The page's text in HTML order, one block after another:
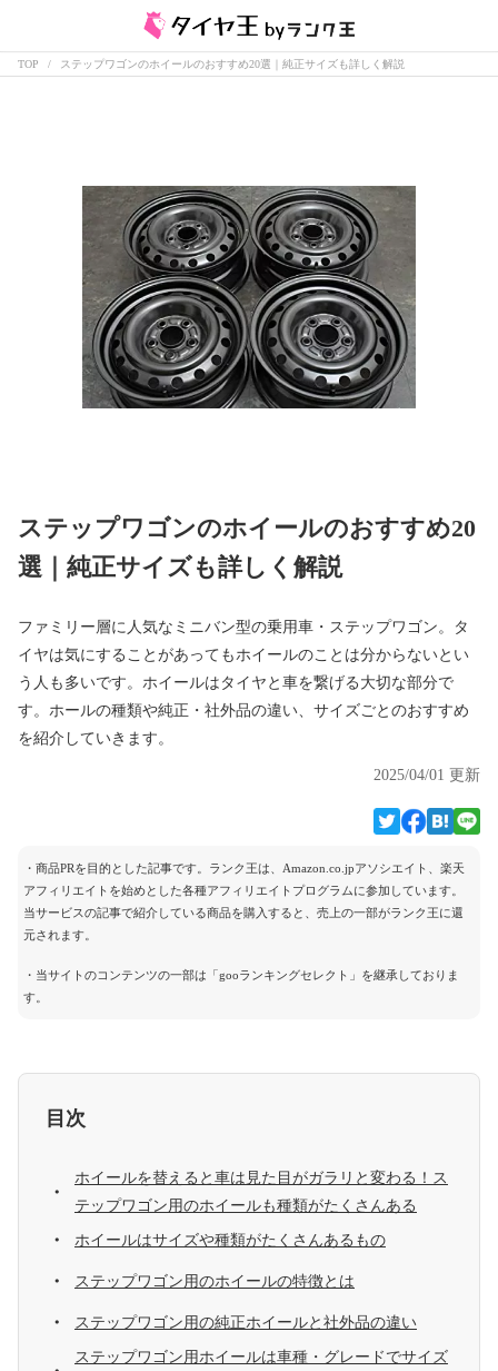
TOP ステップワゴンのホイールのおすすめ20選｜純正サイズも詳しく解説
ステップワゴンのホイールのおすすめ20
選｜純正サイズも詳しく解説
ファミリー層に人気なミニバン型の乗用車・ステップワゴン。タ
イヤは気にすることがあってもホイールのことは分からないとい
う人も多いです。ホイールはタイヤと車を繋げる大切な部分で
す。ホールの種類や純正・社外品の違い、サイズごとのおすすめ
を紹介していきます。
2025/04/01 更新
・商品PRを目的とした記事です。ランク王は、Amazon.co.jpアソシエイト、楽天
アフィリエイトを始めとした各種アフィリエイトプログラムに参加しています。
当サービスの記事で紹介している商品を購入すると、売上の一部がランク王に還
元されます。
・当サイトのコンテンツの一部は「gooランキングセレクト」を継承しておりま
す。
目次
ホイールを替えると車は見た目がガラリと変わる！ス
テップワゴン用のホイールも種類がたくさんある
ホイールはサイズや種類がたくさんあるもの
ステップワゴン用のホイールの特徴とは
ステップワゴン用の純正ホイールと社外品の違い
ステップワゴン用ホイールは車種・グレードでサイズ